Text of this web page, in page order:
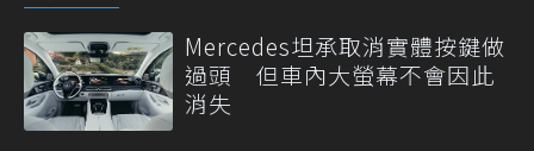
Mercedes坦承取消實體按鍵做
過頭 但車內大螢幕不會因此
消失